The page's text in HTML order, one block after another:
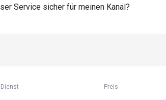
Service sicher für meinen Kanal?
Dienst Preis